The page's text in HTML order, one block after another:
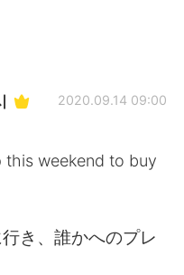
2020.09.14 09:00
weekend to buy
き、誰かへのプレ